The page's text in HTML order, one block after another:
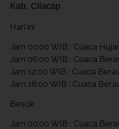
Kab. Cilacap
Hari ini
Jam 00:00 WIB : Cuaca
Jam 06:00 WIB : Cuaca
Jam 12:00 WIB : Cuaca
Jam 18:00 WIB : Cuaca
Besok
Jam 00:00 WIB : Cuaca